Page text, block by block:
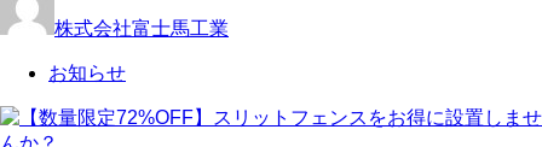
株式会社富士馬工業
お知らせ